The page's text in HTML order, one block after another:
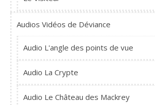
Audios Vidéos de Déviance
Audio L'angle des points de vue
Audio La Crypte
Audio Le Château des Mackrey